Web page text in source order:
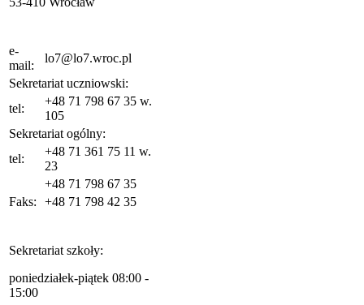
e-
mail:
lo7@lo7.wroc.pl
Sekretariat uczniowski:
tel:
+48 71 798 67 35 w.
105
Sekretariat ogólny:
tel:
+48 71 361 75 11 w.
23
+48 71 798 67 35
Faks:
+48 71 798 42 35
Sekretariat szkoły:
poniedziałek-piątek 08:00 -
15:00